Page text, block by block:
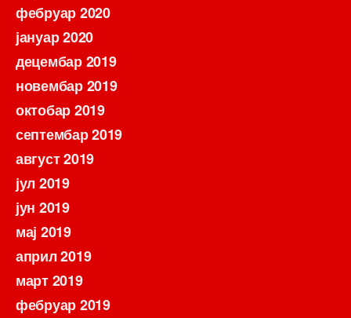
фебруар 2020
јануар 2020
децембар 2019
новембар 2019
октобар 2019
септембар 2019
август 2019
јул 2019
јун 2019
мај 2019
април 2019
март 2019
фебруар 2019